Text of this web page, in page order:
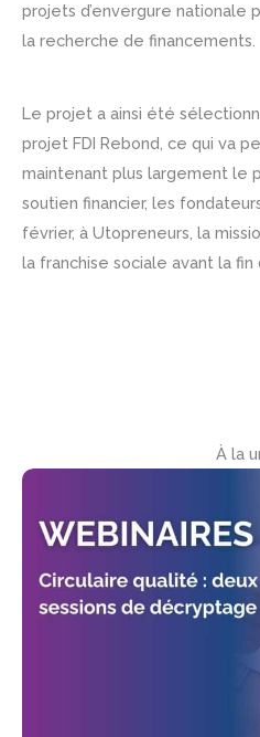
projets d’envergure nationale
la recherche de financements.
Le projet a ainsi été
projet FDI Rebond, ce qui va
maintenant plus largement le
soutien financier, les
février, à Utopreneurs, la
la franchise sociale avant la fin
À la